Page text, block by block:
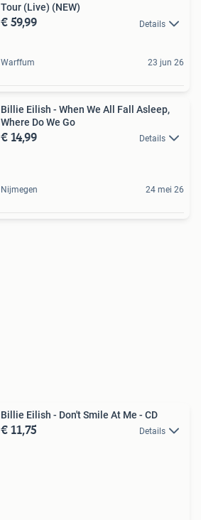
Tour (Live) (NEW)
€ 59,99 Details
Warffum 23 jun 26
Billie Eilish - When We All Fall Asleep,
Where Do We Go
€ 14,99 Details
Nijmegen 24 mei 26
Billie Eilish - Don't Smile At Me - CD
€ 11,75 Details